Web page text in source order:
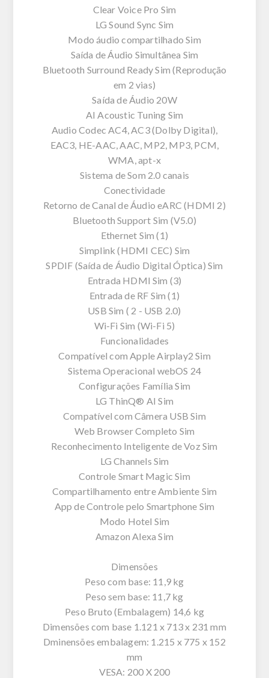
Clear Voice Pro Sim
LG Sound Sync Sim
Modo áudio compartilhado Sim
Saída de Áudio Simultânea Sim
Bluetooth Surround Ready Sim (Reprodução
em 2 vias)
Saída de Áudio 20W
AI Acoustic Tuning Sim
Audio Codec AC4, AC3 (Dolby Digital),
EAC3, HE-AAC, AAC, MP2, MP3, PCM,
WMA, apt-x
Sistema de Som 2.0 canais
Conectividade
Retorno de Canal de Áudio eARC (HDMI 2)
Bluetooth Support Sim (V5.0)
Ethernet Sim (1)
Simplink (HDMI CEC) Sim
SPDIF (Saída de Áudio Digital Óptica) Sim
Entrada HDMI Sim (3)
Entrada de RF Sim (1)
USB Sim ( 2 - USB 2.0)
Wi-Fi Sim (Wi-Fi 5)
Funcionalidades
Compatível com Apple Airplay2 Sim
Sistema Operacional webOS 24
Configurações Família Sim
LG ThinQ® AI Sim
Compatível com Câmera USB Sim
Web Browser Completo Sim
Reconhecimento Inteligente de Voz Sim
LG Channels Sim
Controle Smart Magic Sim
Compartilhamento entre Ambiente Sim
App de Controle pelo Smartphone Sim
Modo Hotel Sim
Amazon Alexa Sim
Dimensões
Peso com base: 11,9 kg
Peso sem base: 11,7 kg
Peso Bruto (Embalagem) 14,6 kg
Dimensões com base 1.121 x 713 x 231 mm
Dminensões embalagem: 1.215 x 775 x 152
mm
VESA: 200 X 200